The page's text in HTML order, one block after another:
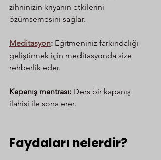
zihninizin kriyanın etkilerini
özümsemesini sağlar.
Meditasyon: Eğitmeniniz farkındalığı
geliştirmek için meditasyonda size
rehberlik eder.
Kapanış mantrası: Ders bir kapanış
ilahisi ile sona erer.
Faydaları nelerdir?